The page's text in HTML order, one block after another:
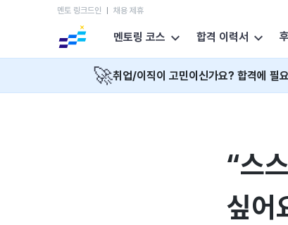
멘토 링크드인 채용 제휴
멘토링 코스 합격 이력서
🚀취업/이직이 고민이신가요? 합격에 필
“스
싶어